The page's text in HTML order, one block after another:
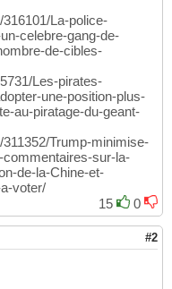
La-police-
celebre-gang-de-
de-cibles-
Les-pirates-
une-position-plus-
au-piratage-du-geant-
Trump-minimise-
sur-la-
de-la-Chine-et-
voter/
15
0
#2